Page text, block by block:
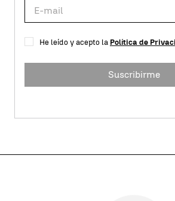
He leído y acepto la Política de
Suscribirme